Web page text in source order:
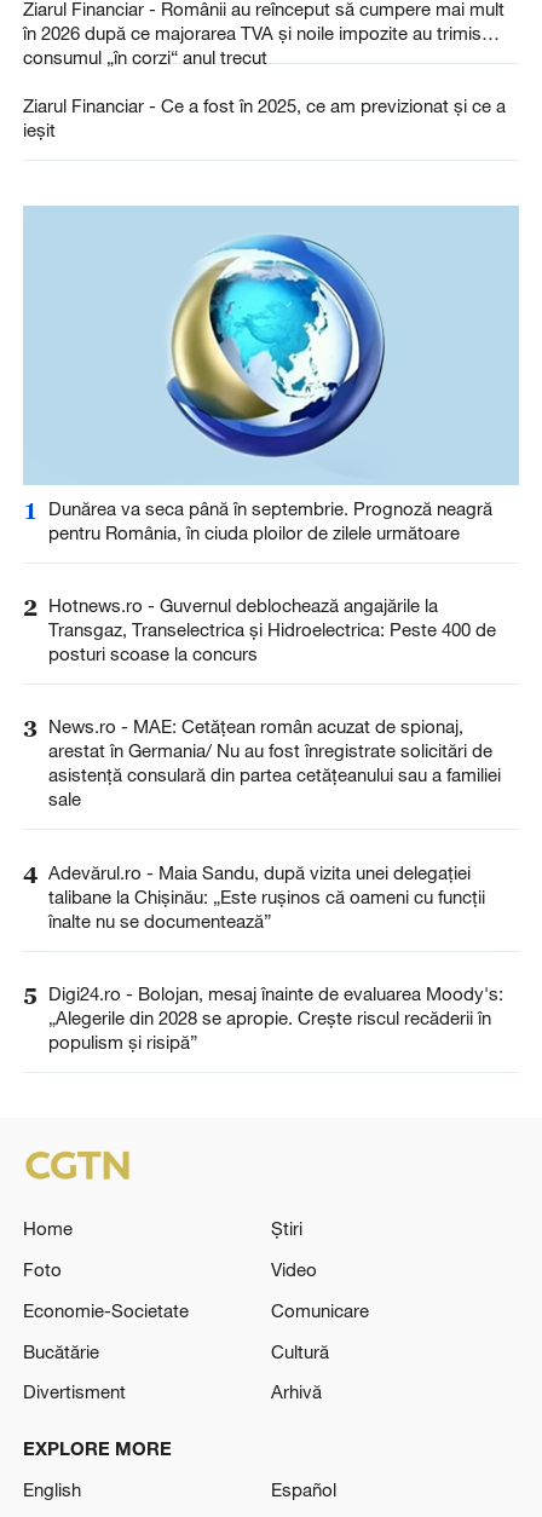
Ziarul Financiar - Românii au reînceput să cumpere mai mult
în 2026 după ce majorarea TVA şi noile impozite au trimis
consumul „în corzi“ anul trecut
Ziarul Financiar - Ce a fost în 2025, ce am previzionat şi ce a
ieşit
1
Dunărea va seca până în septembrie. Prognoză neagră
pentru România, în ciuda ploilor de zilele următoare
2 Hotnews.ro - Guvernul deblochează angajările la
Transgaz, Transelectrica și Hidroelectrica: Peste 400 de
posturi scoase la concurs
3 News.ro - MAE: Cetăţean român acuzat de spionaj,
arestat în Germania/ Nu au fost înregistrate solicitări de
asistenţă consulară din partea cetăţeanului sau a familiei
sale
4 Adevărul.ro - Maia Sandu, după vizita unei delegației
talibane la Chișinău: „Este rușinos că oameni cu funcții
înalte nu se documentează”
5
Digi24.ro - Bolojan, mesaj înainte de evaluarea Moody's:
„Alegerile din 2028 se apropie. Crește riscul recăderii în
populism și risipă”
Home
Știri
Foto
Video
Economie-Societate
Comunicare
Bucătărie
Cultură
Divertisment
Arhivă
EXPLORE MORE
English
Español